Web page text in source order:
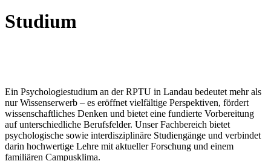
Studium
Ein Psychologiestudium an der RPTU in Landau bedeutet mehr als
nur Wissenserwerb – es eröffnet vielfältige Perspektiven, fördert
wissenschaftliches Denken und bietet eine fundierte Vorbereitung
auf unterschiedliche Berufsfelder. Unser Fachbereich bietet
psychologische sowie interdisziplinäre Studiengänge und verbindet
darin hochwertige Lehre mit aktueller Forschung und einem
familiären Campusklima.